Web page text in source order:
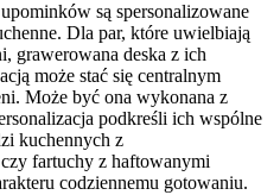
są spersonalizowane
Dla par, które uwielbiają
grawerowana deska z ich
może stać się centralnym
Może być ona wykonana z
podkreśli ich wspólne
kuchennych z
fartuchy z haftowanymi
codziennemu gotowaniu.